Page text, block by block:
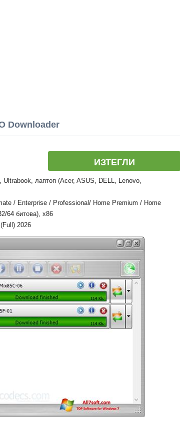
Downloader
ИЗТЕГЛИ
лаптоп (Acer, ASUS, DELL, Lenovo,
/ Enterprise / Professional/ Home Premium / Home
64 битова), x86
2026